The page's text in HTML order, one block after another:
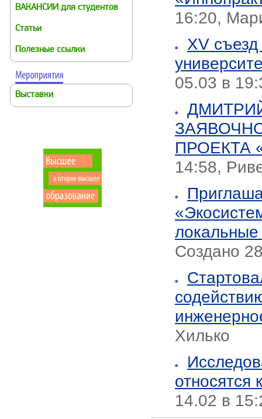
ВАКАНСИИ для студентов
Статьи
Полезные ссылки
Выставки
16:20,
XV
05.03 в
ПРОЕКТА
14:58,
локальные
Создано
Хилько
14.02 в